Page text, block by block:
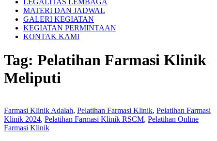
LEGALITAS LEMBAGA
MATERI DAN JADWAL
GALERI KEGIATAN
KEGIATAN PERMINTAAN
KONTAK KAMI
Tag: Pelatihan Farmasi Klinik
Meliputi
Farmasi Klinik Adalah, Pelatihan Farmasi Klinik, Pelatihan Farmasi
Klinik 2024, Pelatihan Farmasi Klinik RSCM, Pelatihan Online
Farmasi Klinik